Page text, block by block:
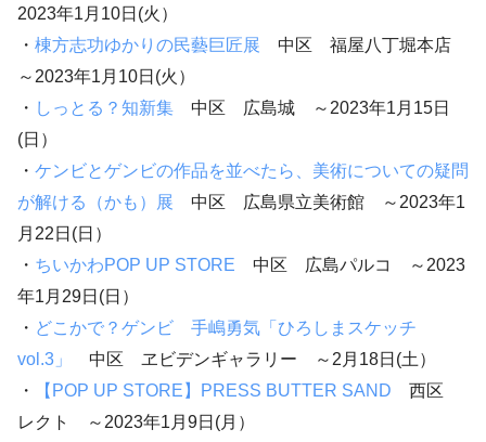
2023年1月10日(火）
・ 棟方志功ゆかりの民藝巨匠展 中区 福屋八丁堀本店
～2023年1月10日(火）
・ しっとる？知新集 中区 広島城 ～2023年1月15日
(日）
・ ケンビとゲンビの作品を並べたら、美術についての疑問
が解ける（かも）展 中区 広島県立美術館 ～2023年1
月22日(日）
・ ちいかわPOP UP STORE 中区 広島パルコ ～2023
年1月29日(日）
・ どこかで？ゲンビ 手嶋勇気「ひろしまスケッチ
vol.3」
中区 ヱビデンギャラリー ～2月18日(土）
・
【POP UP STORE】PRESS BUTTER SAND 西区
レクト ～2023年1月9日(月）